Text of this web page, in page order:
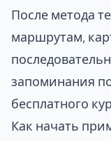
После метода
маршрутам,
запоминания
бесплатного
Как начать